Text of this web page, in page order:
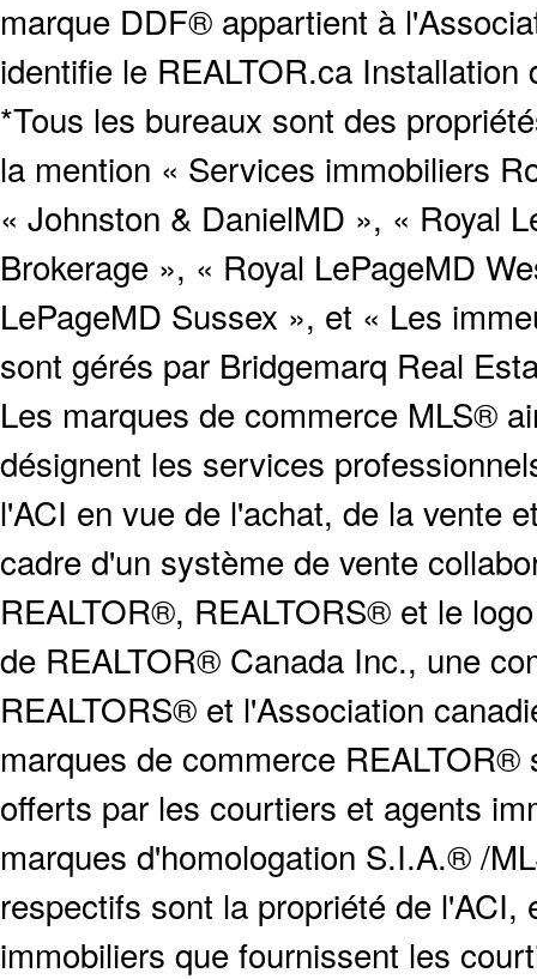
marque DDF® appartient à
identifie le REALTOR.ca
*Tous les bureaux sont des
la mention « Services immobiliers
« Johnston & DanielMD », « Royal
Brokerage », « Royal LePageMD
LePageMD Sussex », et « Les
sont gérés par Bridgemarq Real
Les marques de commerce MLS®
désignent les services
l'ACI en vue de l'achat, de la vente
cadre d'un système de vente
REALTOR®, REALTORS® et le
de REALTOR® Canada Inc., une
REALTORS® et l'Association
marques de commerce
offerts par les courtiers et agents
marques d'homologation S.I.A.® /
respectifs sont la propriété de
immobiliers que fournissent les